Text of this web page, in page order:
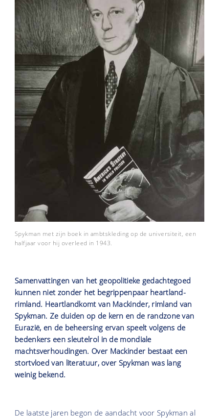
Spykman met zijn boek in ambtskleding op de universiteit, een
halfjaar voor hij overleed in 1943.
Samenvattingen van het geopolitieke gedachtegoed
kunnen niet zonder het begrippenpaar heartland-
rimland. Heartlandkomt van Mackinder, rimland van
Spykman. Ze duiden op de kern en de randzone van
Eurazië, en de beheersing ervan speelt volgens de
bedenkers een sleutelrol in de mondiale
machtsverhoudingen. Over Mackinder bestaat een
stortvloed van literatuur, over Spykman was lang
weinig bekend.
De laatste jaren begon de aandacht voor Spykman al